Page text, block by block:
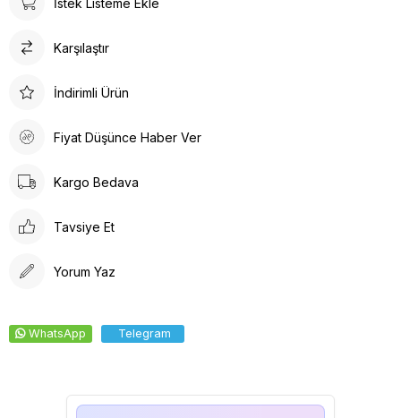
Karşılaştır
İndirimli Ürün
Fiyat Düşünce Haber Ver
Kargo Bedava
Tavsiye Et
Yorum Yaz
WhatsApp Telegram